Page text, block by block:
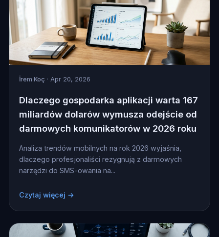
İrem Koç · Apr 20, 2026
Dlaczego gospodarka aplikacji warta 167
miliardów dolarów wymusza odejście od
darmowych komunikatorów w 2026 roku
Analiza trendów mobilnych na rok 2026 wyjaśnia,
dlaczego profesjonaliści rezygnują z darmowych
narzędzi do SMS-owania na...
Czytaj więcej →